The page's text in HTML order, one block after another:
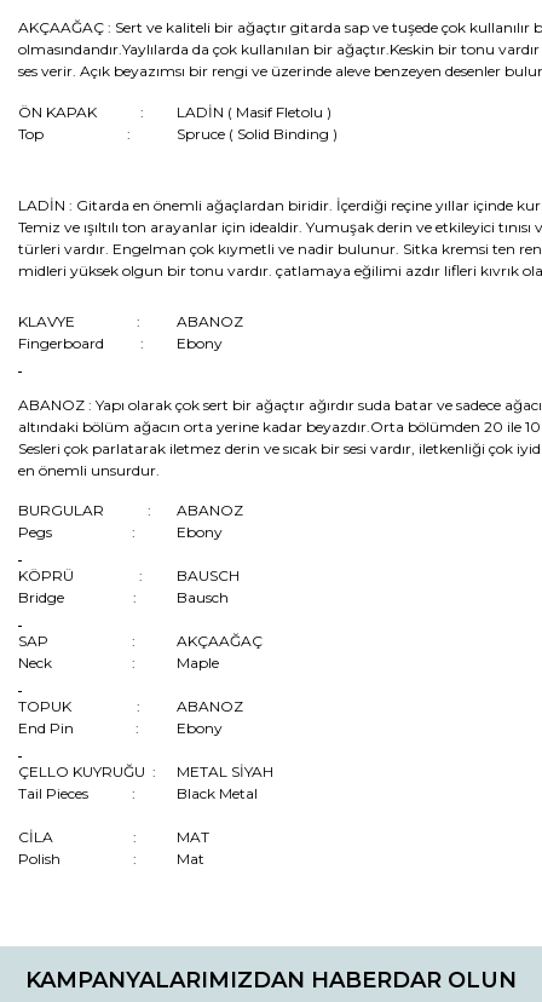
AKÇAAĞAÇ : Sert ve kaliteli bir ağaçtır gitarda sap ve tuşede çok kullanılır
olmasındandır.Yaylılarda da çok kullanılan bir ağaçtır.Keskin bir tonu
ses verir. Açık beyazımsı bir rengi ve üzerinde aleve benzeyen desenler
ÖN KAPAK :
LADİN ( Masif Fletolu )
Top :
Spruce ( Solid Binding )
LADİN : Gitarda en önemli ağaçlardan biridir. İçerdiği reçine yıllar içinde
Temiz ve ışıltılı ton arayanlar için idealdir. Yumuşak derin ve etkileyici
türleri vardır. Engelman çok kıymetli ve nadir bulunur. Sitka kremsi ten
midleri yüksek olgun bir tonu vardır. çatlamaya eğilimi azdır lifleri kıvrık
KLAVYE :
ABANOZ
Fingerboard :
Ebony
ABANOZ : Yapı olarak çok sert bir ağaçtır ağırdır suda batar ve sadece
altındaki bölüm ağacın orta yerine kadar beyazdır.Orta bölümden 20 ile
Sesleri çok parlatarak iletmez derin ve sıcak bir sesi vardır, iletkenliği çok
en önemli unsurdur.
BURGULAR :
ABANOZ
Pegs :
Ebony
KÖPRÜ :
BAUSCH
Bridge :
Bausch
SAP :
AKÇAAĞAÇ
Neck :
Maple
TOPUK :
ABANOZ
End Pin :
Ebony
ÇELLO KUYRUĞU :
METAL SİYAH
Tail Pieces :
Black Metal
CİLA :
MAT
Polish :
Mat
konularda yetersiz gördüğünüz noktaları öneri formunu
Görüş ve önerileriniz için teşekkür ederiz.
KAMPANYALARIMIZDAN HABERDAR OLUN